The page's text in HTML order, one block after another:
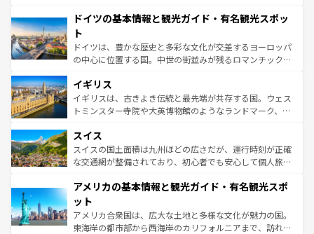
せる。地方によって風土や気候が異なるスペインはその個
ンテンツ一覧 を参照してほしい。
で、幅広い魅力が詰まっている。華麗な宮殿、歴史的な大
聖堂、美しいビーチ、そして豊かな自然が、訪れる者を心
から魅了する。また、フランスは美食の国としても知ら
れ、フランス料理はユネスコ無形文化遺産にも登録されて
香り高いラベンダー畑など、多彩な楽しみ方が可能だ。さ
らに、パリ以外の地域にも魅力が溢れており、どの街角に
も豊かな歴史と文化が息づいている。パリ以外の個性あふ
を参照してほしい。
ドイツの基本情報と観光ガイド・有名観光スポッ
ト
ドイツは、豊かな歴史と多彩な文化が交差するヨーロッパ
の中心に位置する国。中世の街並みが残るロマンチック街
顔を持つこの国は、どこを歩いても飽きることがない。ベ
ルリンの文化的活気、バイエルン州のアルプスの絶景、そ
してライン川沿いのワイン畑といった風景は必見。ビール
は、お酒好きな人にはぜひ体験してほしい。 なお、新着の
ドイツ情報はコンテンツ一覧を参照してほしい。
イギリス
イギリスは、古きよき伝統と最先端が共存する国。ウェス
トミンスター寺院や大英博物館のようなランドマーク、歴
リアごとに異なる魅力がある。また、優雅なアフタヌーン
ティー、ビール好きにはたまらない英国パブ、サッカー観
戦など、本場だからこそできる体験も豊富。イギリスを旅
ンツ一覧を参照してほしい。
スイス
スイスの国土面積は九州ほどの広さだが、運行時刻が正確
な交通網が整備されており、初心者でも安心して個人旅行
の建物がそのまま残る町や、スイスならではのユニークな
博物館もあり、アルプス観光だけでなく町歩きも満喫する
ことができる。国民の所得が高いため物価も高いが、旅行
者向けの交通パス提供のサービスもあり、うまく活用すれ
アメリカの基本情報と観光ガイド・有名観光スポ
ット
アメリカ合衆国は、広大な土地と多様な文化が魅力の国。
東海岸の都市部から西海岸のカリフォルニアまで、訪れる